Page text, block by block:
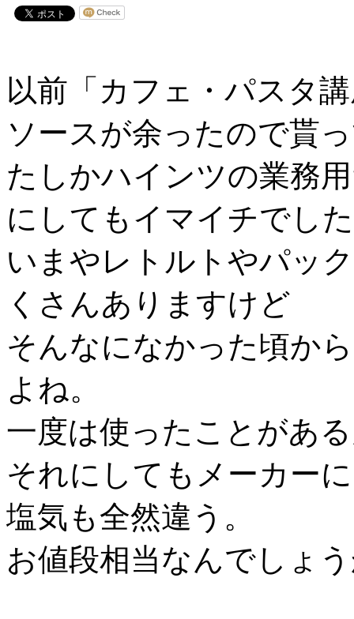
以前「カフェ・パスタ
ソースが余ったので貰
たしかハインツの業務
にしてもイマイチでし
いまやレトルトやパッ
くさんありますけど
そんなになかった頃か
よね。
一度は使ったことがあ
それにしてもメーカー
塩気も全然違う。
お値段相当なんでしょ